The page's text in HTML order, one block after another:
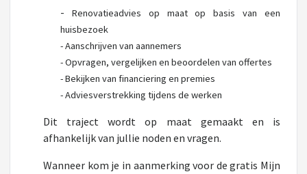
- Renovatieadvies op maat op basis van een
huisbezoek
-Aanschrijven van aannemers
-Opvragen, vergelijken en beoordelen van offertes
-Bekijken van financiering en premies
-Adviesverstrekking tijdens de werken
Dit traject wordt op maat gemaakt en is
afhankelijk van jullie noden en vragen.
Wanneer kom je in aanmerking voor de gratis Mijn